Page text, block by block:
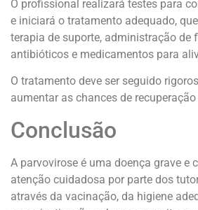
O profissional realizará testes para
e iniciará o tratamento adequado,
terapia de suporte, administração de
antibióticos e medicamentos para
O tratamento deve ser seguido
aumentar as chances de
Conclusão
A parvovirose é uma doença grave e
atenção cuidadosa por parte dos
através da vacinação, da higiene